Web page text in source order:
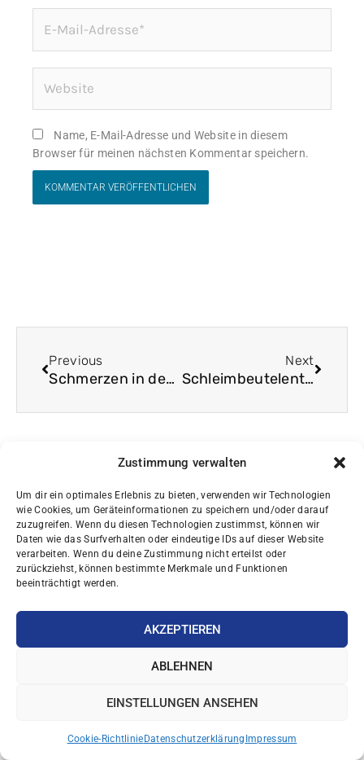
Zustimmung verwalten
Um dir ein optimales Erlebnis zu bieten, verwenden wir Technologien
wie Cookies, um Geräteinformationen zu speichern und/oder darauf
zuzugreifen. Wenn du diesen Technologien zustimmst, können wir
Daten wie das Surfverhalten oder eindeutige IDs auf dieser Website
verarbeiten. Wenn du deine Zustimmung nicht erteilst oder
zurückziehst, können bestimmte Merkmale und Funktionen
beeinträchtigt werden.
AKZEPTIEREN
ABLEHNEN
EINSTELLUNGEN ANSEHEN
Cookie-Richtlinie Datenschutzerklärung Impressum
Mail-
Adresse*
Name, E-Mail-Adresse und Website in diesem
Browser für meinen nächsten Kommentar speichern.
Previous
Schmerzen in den Beinen
Next
Schleimbeutelentzündung
Das könnte Dich ebenfalls
interessieren
AKTUELLES AUS DER PRAXIS